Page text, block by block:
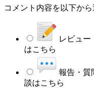
コメント内容を以下か
レビュー
はこちら
報告・質
談はこちら